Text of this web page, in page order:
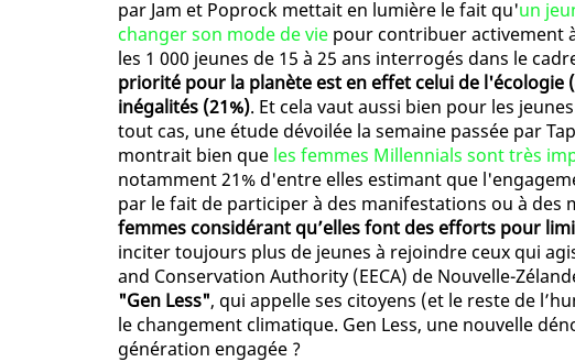
par Jam et Poprock mettait en lumière le fait qu'un
changer son mode de vie pour contribuer activement
les 1 000 jeunes de 15 à 25 ans interrogés dans le
priorité pour la planète est en effet celui de l'écologie
inégalités (21%). Et cela vaut aussi bien pour les
tout cas, une étude dévoilée la semaine passée par
montrait bien que les femmes Millennials sont très
notamment 21% d'entre elles estimant que
par le fait de participer à des manifestations ou à des
femmes considérant qu’elles font des efforts pour
inciter toujours plus de jeunes à rejoindre ceux qui
and Conservation Authority (EECA) de Nouvelle-
"Gen Less", qui appelle ses citoyens (et le reste de
le changement climatique. Gen Less, une nouvelle
génération engagée ?